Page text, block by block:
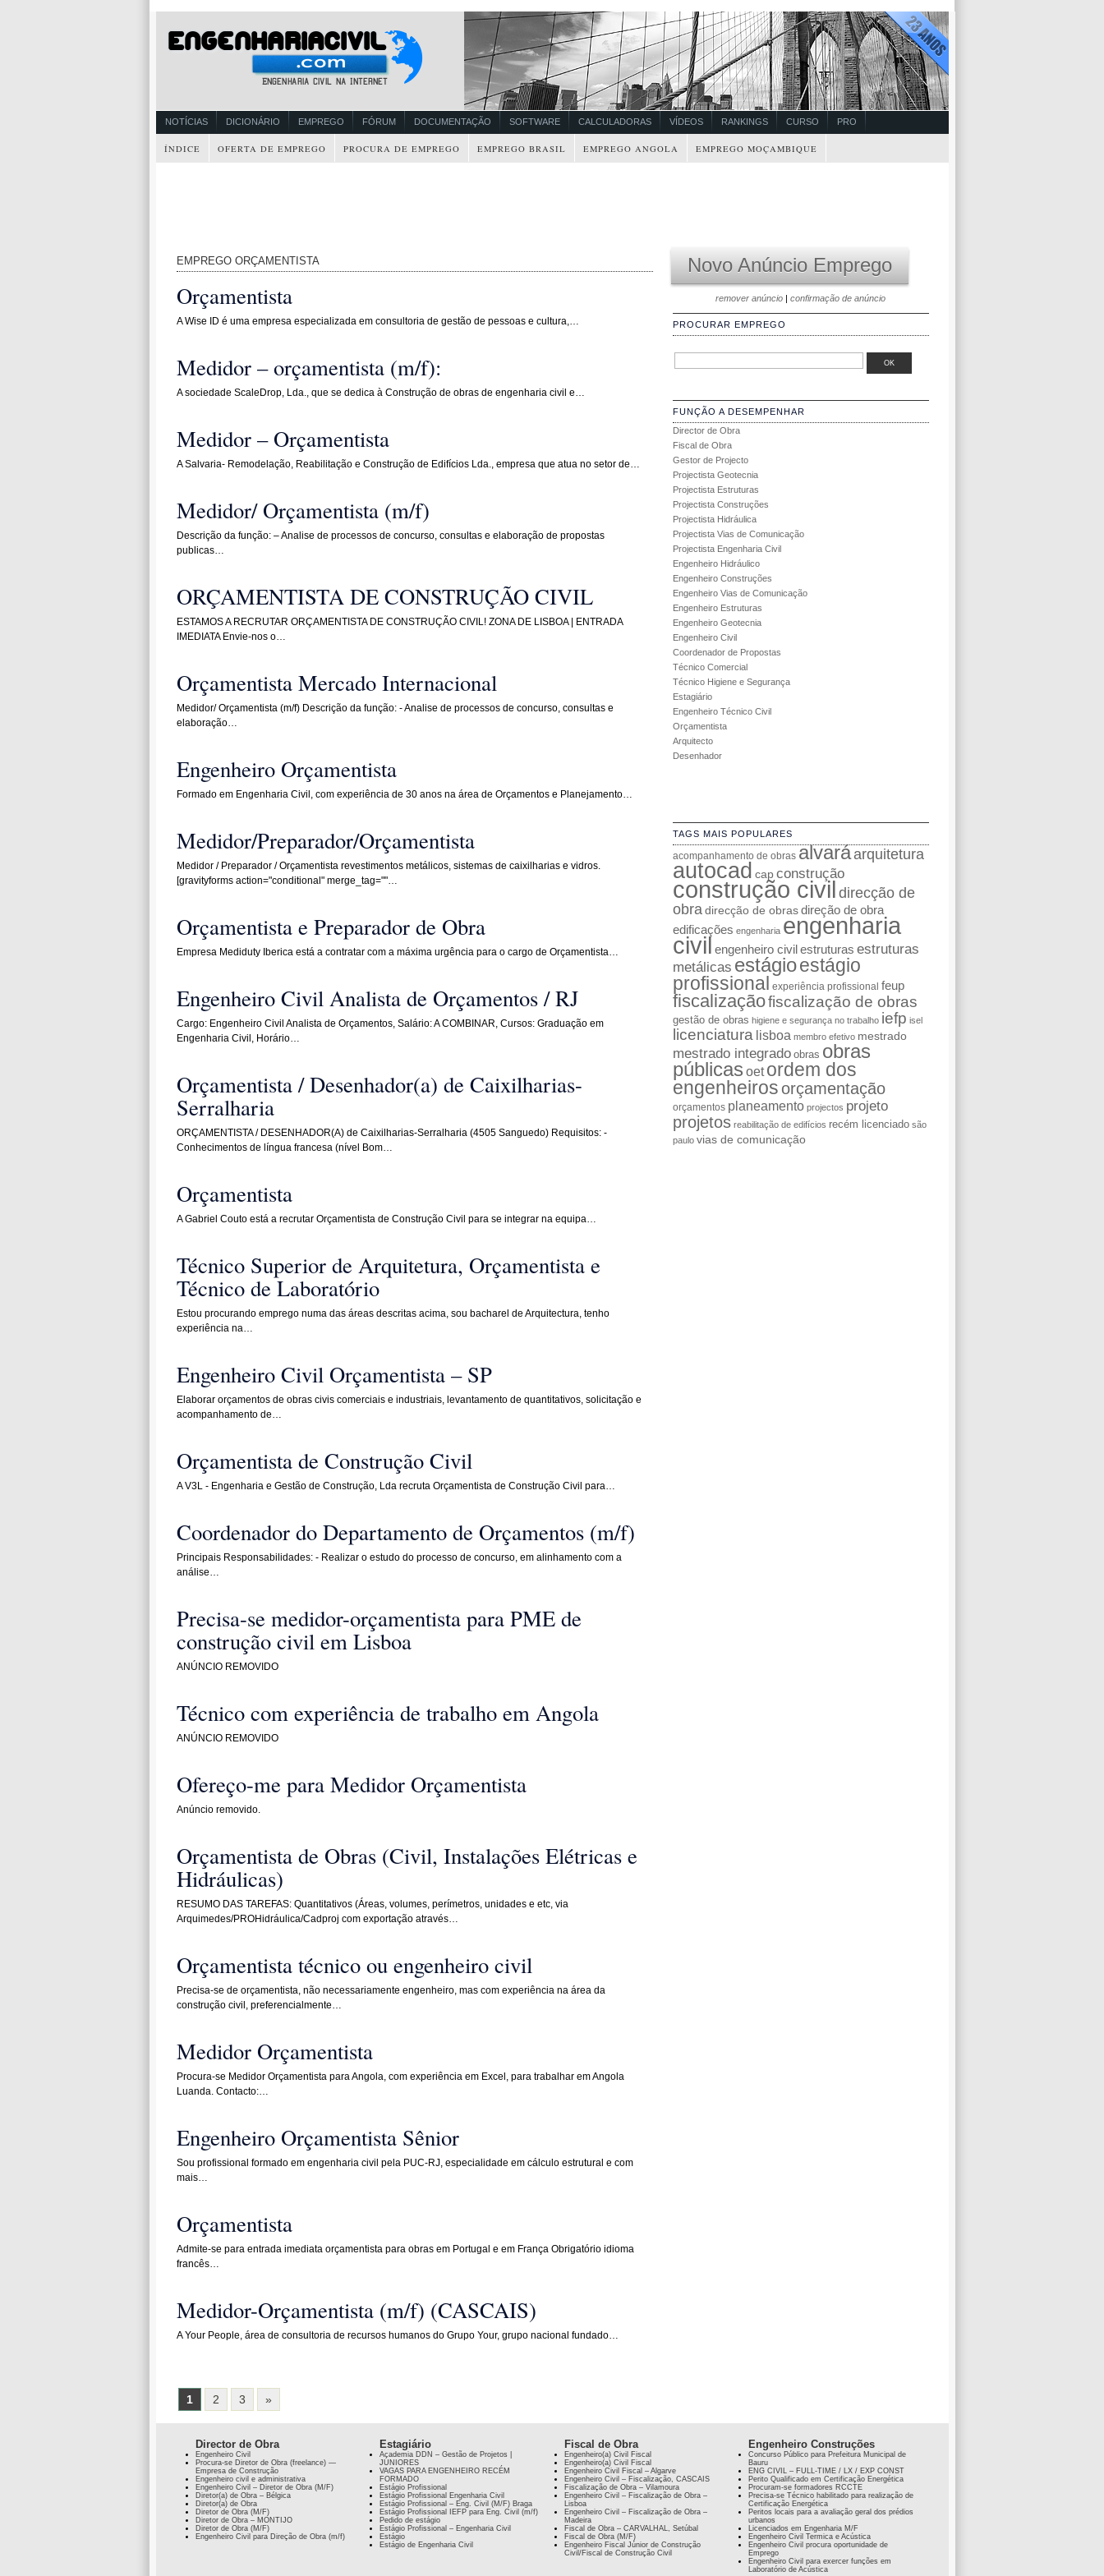
NOTÍCIAS DICIONÁRIO EMPREGO FÓRUM DOCUMENTAÇÃO SOFTWARE CALCULADORAS VÍDEOS RANKINGS CURSO PRO
ÍNDICE OFERTA DE EMPREGO PROCURA DE EMPREGO EMPREGO BRASIL EMPREGO ANGOLA EMPREGO MOÇAMBIQUE
EMPREGO ORÇAMENTISTA
Orçamentista
A Wise ID é uma empresa especializada em consultoria de gestão de pessoas e cultura,…
Medidor – orçamentista (m/f):
A sociedade ScaleDrop, Lda., que se dedica à Construção de obras de engenharia civil e…
Medidor – Orçamentista
A Salvaria- Remodelação, Reabilitação e Construção de Edifícios Lda., empresa que atua no setor de…
Medidor/ Orçamentista (m/f)
Descrição da função: – Analise de processos de concurso, consultas e elaboração de propostas
publicas…
ORÇAMENTISTA DE CONSTRUÇÃO CIVIL
ESTAMOS A RECRUTAR ORÇAMENTISTA DE CONSTRUÇÃO CIVIL! ZONA DE LISBOA | ENTRADA
IMEDIATA Envie-nos o…
Orçamentista Mercado Internacional
Medidor/ Orçamentista (m/f) Descrição da função: - Analise de processos de concurso, consultas e
elaboração…
Engenheiro Orçamentista
Formado em Engenharia Civil, com experiência de 30 anos na área de Orçamentos e Planejamento…
Medidor/Preparador/Orçamentista
Medidor / Preparador / Orçamentista revestimentos metálicos, sistemas de caixilharias e vidros.
[gravityforms action="conditional" merge_tag=""…
Orçamentista e Preparador de Obra
Empresa Mediduty Iberica está a contratar com a máxima urgência para o cargo de Orçamentista…
Engenheiro Civil Analista de Orçamentos / RJ
Cargo: Engenheiro Civil Analista de Orçamentos, Salário: A COMBINAR, Cursos: Graduação em
Engenharia Civil, Horário…
Orçamentista / Desenhador(a) de Caixilharias-
Serralharia
ORÇAMENTISTA / DESENHADOR(A) de Caixilharias-Serralharia (4505 Sanguedo) Requisitos: -
Conhecimentos de língua francesa (nível Bom…
Orçamentista
A Gabriel Couto está a recrutar Orçamentista de Construção Civil para se integrar na equipa…
Técnico Superior de Arquitetura, Orçamentista e
Técnico de Laboratório
Estou procurando emprego numa das áreas descritas acima, sou bacharel de Arquitectura, tenho
experiência na…
Engenheiro Civil Orçamentista – SP
Elaborar orçamentos de obras civis comerciais e industriais, levantamento de quantitativos, solicitação e
acompanhamento de…
Orçamentista de Construção Civil
A V3L - Engenharia e Gestão de Construção, Lda recruta Orçamentista de Construção Civil para…
Coordenador do Departamento de Orçamentos (m/f)
Principais Responsabilidades: - Realizar o estudo do processo de concurso, em alinhamento com a
análise…
Precisa-se medidor-orçamentista para PME de
construção civil em Lisboa
ANÚNCIO REMOVIDO
Técnico com experiência de trabalho em Angola
ANÚNCIO REMOVIDO
Ofereço-me para Medidor Orçamentista
Anúncio removido.
Orçamentista de Obras (Civil, Instalações Elétricas e
Hidráulicas)
RESUMO DAS TAREFAS: Quantitativos (Áreas, volumes, perímetros, unidades e etc, via
Arquimedes/PROHidráulica/Cadproj com exportação através…
Orçamentista técnico ou engenheiro civil
Precisa-se de orçamentista, não necessariamente engenheiro, mas com experiência na área da
construção civil, preferencialmente…
Medidor Orçamentista
Procura-se Medidor Orçamentista para Angola, com experiência em Excel, para trabalhar em Angola
Luanda. Contacto:…
Engenheiro Orçamentista Sênior
Sou profissional formado em engenharia civil pela PUC-RJ, especialidade em cálculo estrutural e com
mais…
Orçamentista
Admite-se para entrada imediata orçamentista para obras em Portugal e em França Obrigatório idioma
francês…
Medidor-Orçamentista (m/f) (CASCAIS)
A Your People, área de consultoria de recursos humanos do Grupo Your, grupo nacional fundado…
1 2 3 »
Novo Anúncio Emprego
remover anúncio | confirmação de anúncio
PROCURAR EMPREGO
FUNÇÃO A DESEMPENHAR
Director de Obra
Fiscal de Obra
Gestor de Projecto
Projectista Geotecnia
Projectista Estruturas
Projectista Construções
Projectista Hidráulica
Projectista Vias de Comunicação
Projectista Engenharia Civil
Engenheiro Hidráulico
Engenheiro Construções
Engenheiro Vias de Comunicação
Engenheiro Estruturas
Engenheiro Geotecnia
Engenheiro Civil
Coordenador de Propostas
Técnico Comercial
Técnico Higiene e Segurança
Estagiário
Engenheiro Técnico Civil
Orçamentista
Arquitecto
Desenhador
TAGS MAIS POPULARES
acompanhamento de obras alvaráarquitetura
autocad cap construção
construção civil direcção de
obra direcção de obras direção de obra
edificações engenharia engenharia
civil engenheiro civil estruturas estruturas
metálicas estágioestágio
profissional experiência profissional feup
fiscalizaçãofiscalização de obras
gestão de obras higiene e segurança no trabalho iefp isel
licenciatura lisboa membro efetivo mestrado
mestrado integrado obras obras
públicas oet ordem dos
engenheiros orçamentação
orçamentos planeamento projectos projeto
projetos reabilitação de edifícios recém licenciado são
paulo vias de comunicação
Director de Obra
Engenheiro Civil
Procura-se Diretor de Obra (freelance) —
Empresa de Construção
Engenheiro civil e administrativa
Engenheiro Civil – Diretor de Obra (M/F)
Diretor(a) de Obra – Bélgica
Diretor(a) de Obra
Diretor de Obra (M/F)
Diretor de Obra – MONTIJO
Diretor de Obra (M/F)
Engenheiro Civil para Direção de Obra (m/f)
Estagiário
Academia DDN – Gestão de Projetos |
JÚNIORES
VAGAS PARA ENGENHEIRO RECÉM
FORMADO
Estágio Profissional
Estágio Profissional Engenharia Civil
Estágio Profissional – Eng. Civil (M/F) Braga
Estágio Profissional IEFP para Eng. Civil (m/f)
Pedido de estágio
Estágio Profissional – Engenharia Civil
Estágio
Estágio de Engenharia Civil
Fiscal de Obra
Engenheiro(a) Civil Fiscal
Engenheiro(a) Civil Fiscal
Engenheiro Civil Fiscal – Algarve
Engenheiro Civil – Fiscalização, CASCAIS
Fiscalização de Obra – Vilamoura
Engenheiro Civil – Fiscalização de Obra –
Lisboa
Engenheiro Civil – Fiscalização de Obra –
Madeira
Fiscal de Obra – CARVALHAL, Setúbal
Fiscal de Obra (M/F)
Engenheiro Fiscal Júnior de Construção
Civil/Fiscal de Construção Civil
Engenheiro Construções
Concurso Público para Prefeitura Municipal de
Bauru
ENG CIVIL – FULL-TIME / LX / EXP CONST
Perito Qualificado em Certificação Energética
Procuram-se formadores RCCTE
Precisa-se Técnico habilitado para realização de
Certificação Energética
Peritos locais para a avaliação geral dos prédios
urbanos
Licenciados em Engenharia M/F
Engenheiro Civil Termica e Acústica
Engenheiro Civil procura oportunidade de
Emprego
Engenheiro Civil para exercer funções em
Laboratório de Acústica